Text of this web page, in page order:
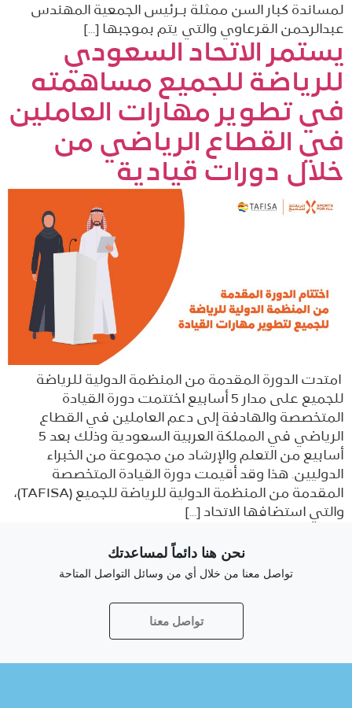
لمساندة كبار السن ممثلة بـرئيس الجمعية المهندس
عبدالرحمن القرعاوي والتي يتم بموجبها […]
يستمر الاتحاد السعودي
للرياضة للجميع مساهمته
في تطوير مهارات العاملين
في القطاع الرياضي من
خلال دورات قيادية
امتدت الدورة المقدمة من المنظمة الدولية للرياضة
للجميع على مدار 5 أسابيع اختتمت دورة القيادة
المتخصصة والهادفة إلى دعم العاملين في القطاع
الرياضي في المملكة العربية السعودية وذلك بعد 5
أسابيع من التعلم والإرشاد من مجموعة من الخبراء
الدوليين. هذا وقد أقيمت دورة القيادة المتخصصة
المقدمة من المنظمة الدولية للرياضة للجميع (TAFISA)،
والتي استضافها الاتحاد […]
نحن هنا دائماً لمساعدتك
تواصل معنا من خلال أي من وسائل التواصل المتاحة
تواصل معنا